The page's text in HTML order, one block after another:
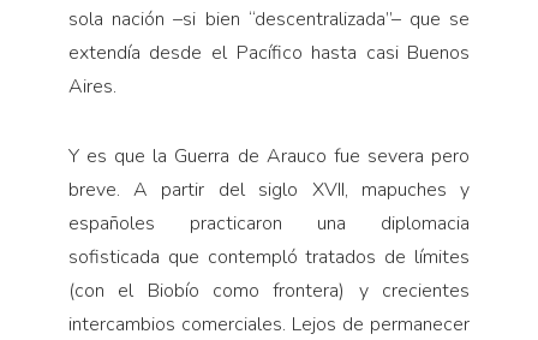
sola nación –si bien “descentralizada”– que se
extendía desde el Pacífico hasta casi Buenos
Aires.
Y es que la Guerra de Arauco fue severa pero
breve. A partir del siglo XVII, mapuches y
españoles practicaron una diplomacia
sofisticada que contempló tratados de límites
(con el Biobío como frontera) y crecientes
intercambios comerciales. Lejos de permanecer